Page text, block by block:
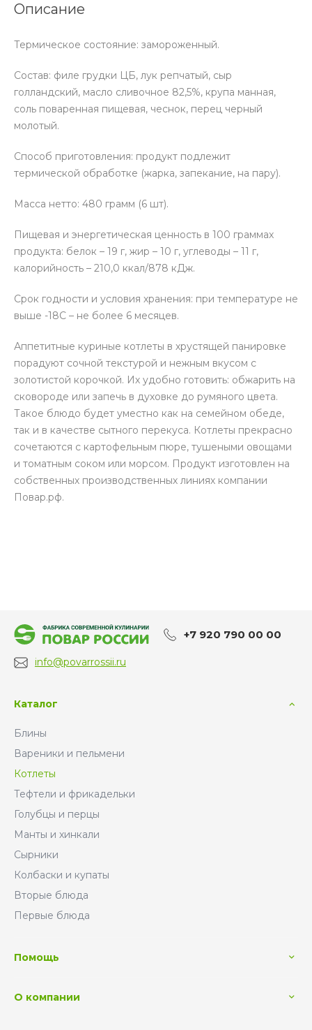
Описание
Термическое состояние: замороженный.
Состав: филе грудки ЦБ, лук репчатый, сыр
голландский, масло сливочное 82,5%, крупа манная,
соль поваренная пищевая, чеснок, перец черный
молотый.
Способ приготовления: продукт подлежит
термической обработке (жарка, запекание, на пару).
Масса нетто: 480 грамм (6 шт).
Пищевая и энергетическая ценность в 100 граммах
продукта: белок – 19 г, жир – 10 г, углеводы – 11 г,
калорийность – 210,0 ккал/878 кДж.
Срок годности и условия хранения: при температуре не
выше -18С – не более 6 месяцев.
Аппетитные куриные котлеты в хрустящей панировке
порадуют сочной текстурой и нежным вкусом с
золотистой корочкой. Их удобно готовить: обжарить на
сковороде или запечь в духовке до румяного цвета.
Такое блюдо будет уместно как на семейном обеде,
так и в качестве сытного перекуса. Котлеты прекрасно
сочетаются с картофельным пюре, тушеными овощами
и томатным соком или морсом. Продукт изготовлен на
собственных производственных линиях компании
Повар.рф.
+7 920 790 00 00
info@povarrossii.ru
Каталог
Блины
Вареники и пельмени
Котлеты
Тефтели и фрикадельки
Голубцы и перцы
Манты и хинкали
Сырники
Колбаски и купаты
Вторые блюда
Первые блюда
Помощь
О компании